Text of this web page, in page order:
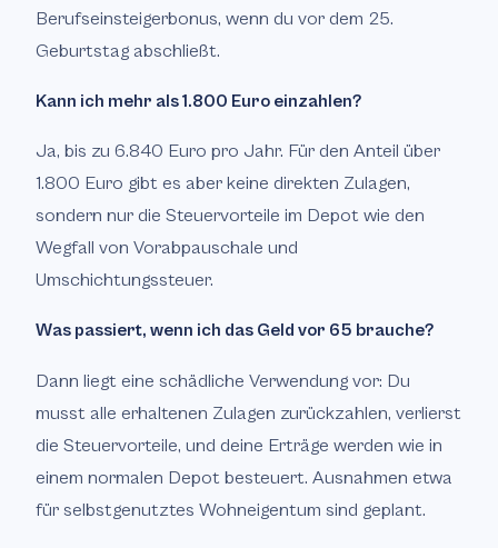
Berufseinsteigerbonus, wenn du vor dem 25.
Geburtstag abschließt.
Kann ich mehr als 1.800 Euro einzahlen?
Ja, bis zu 6.840 Euro pro Jahr. Für den Anteil über
1.800 Euro gibt es aber keine direkten Zulagen,
sondern nur die Steuervorteile im Depot wie den
Wegfall von Vorabpauschale und
Umschichtungssteuer.
Was passiert, wenn ich das Geld vor 65 brauche?
Dann liegt eine schädliche Verwendung vor: Du
musst alle erhaltenen Zulagen zurückzahlen, verlierst
die Steuervorteile, und deine Erträge werden wie in
einem normalen Depot besteuert. Ausnahmen etwa
für selbstgenutztes Wohneigentum sind geplant.